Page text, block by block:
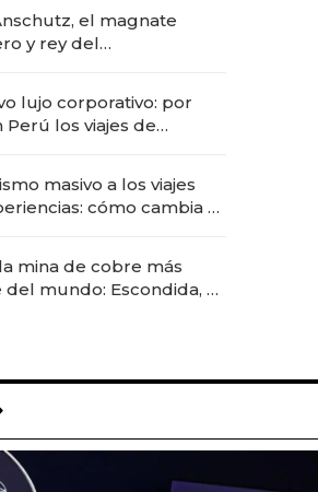
el magnate
y rey del
lujo corporativo: por
Perú los viajes de
masivo a los viajes
cómo cambia el
mina de cobre más
mundo: Escondida, el